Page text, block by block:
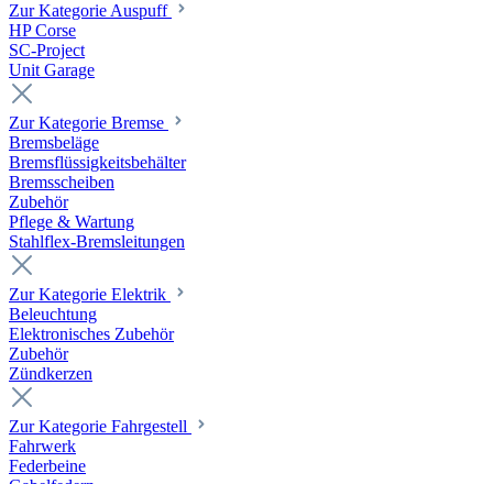
Zur Kategorie Auspuff
HP Corse
SC-Project
Unit Garage
Zur Kategorie Bremse
Bremsbeläge
Bremsflüssigkeitsbehälter
Bremsscheiben
Zubehör
Pflege & Wartung
Stahlflex-Bremsleitungen
Zur Kategorie Elektrik
Beleuchtung
Elektronisches Zubehör
Zubehör
Zündkerzen
Zur Kategorie Fahrgestell
Fahrwerk
Federbeine